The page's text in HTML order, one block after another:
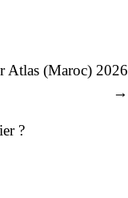
Atlas (Maroc) 2026
→
?